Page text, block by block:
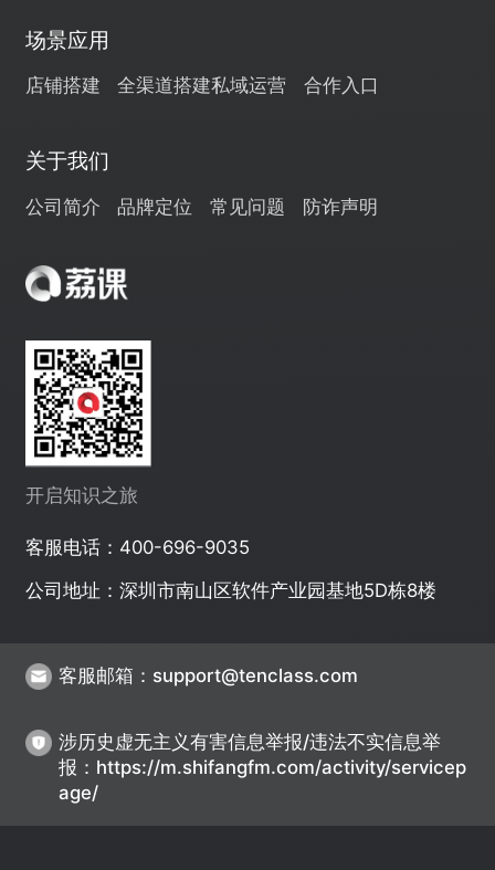
场景应用
店铺搭建 全渠道搭建私域运营 合作入口
关于我们
公司简介 品牌定位 常见问题 防诈声明
开启知识之旅
客服电话：400-696-9035
公司地址：深圳市南山区软件产业园基地5D栋8楼
客服邮箱 ： support@tenclass.com
涉历史虚无主义有害信息举报/违法不实信息举
报 ： https://m.shifangfm.com/activity/servicep
age/